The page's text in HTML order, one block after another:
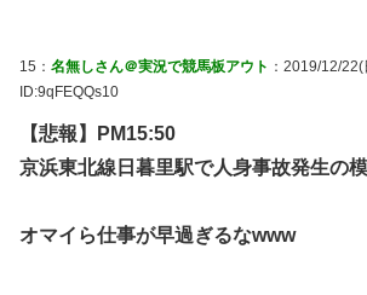
15： 名無しさん＠実況で競馬板アウト ：2019/12/
ID:9qFEQQs10
【悲報】PM15:50
京浜東北線日暮里駅で人身事故発生の
オマイら仕事が早過ぎるなwww